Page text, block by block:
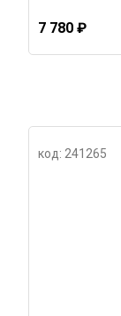
7 780 ₽
код: 241265